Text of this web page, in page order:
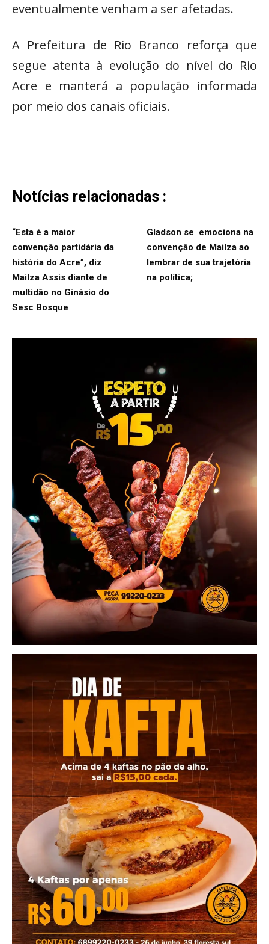
eventualmente venham a ser afetadas.
A Prefeitura de Rio Branco reforça que
segue atenta à evolução do nível do Rio
Acre e manterá a população informada
por meio dos canais oficiais.
Notícias relacionadas :
“Esta é a maior
convenção partidária da
história do Acre”, diz
Mailza Assis diante de
multidão no Ginásio do
Sesc Bosque
Gladson se emociona na
convenção de Mailza ao
lembrar de sua trajetória
na política;